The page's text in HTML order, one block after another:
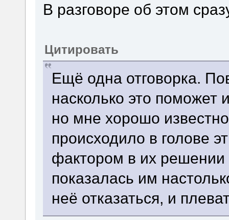
В разговоре об этом
Цитировать
Ещё одна отговорка.
насколько это
но мне хорошо
происходило в голове
фактором в их
показалась им
неё отказаться, и